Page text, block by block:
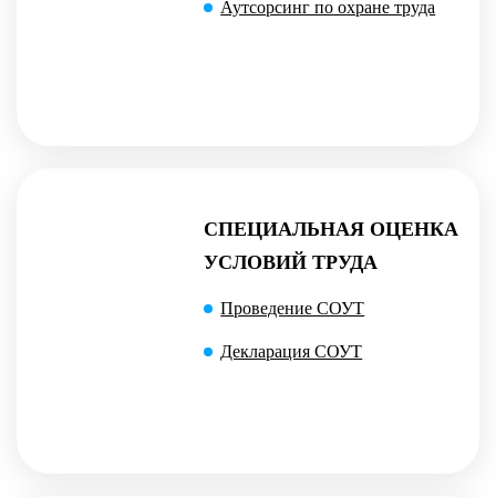
Аутсорсинг по охране труда
СПЕЦИАЛЬНАЯ ОЦЕНКА
УСЛОВИЙ ТРУДА
Проведение СОУТ
Декларация СОУТ